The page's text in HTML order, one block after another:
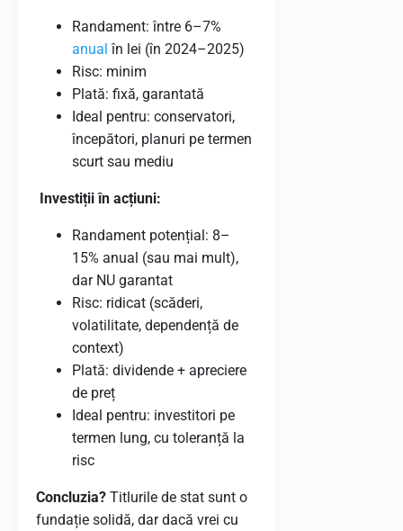
Randament: între 6–7%
anual în lei (în 2024–2025)
Risc: minim
Plată: fixă, garantată
Ideal pentru: conservatori,
începători, planuri pe termen
scurt sau mediu
Investiții în acțiuni:
Randament potențial: 8–
15% anual (sau mai mult),
dar NU garantat
Risc: ridicat (scăderi,
volatilitate, dependență de
context)
Plată: dividende + apreciere
de preț
Ideal pentru: investitori pe
termen lung, cu toleranță la
risc
Concluzia? Titlurile de stat sunt o
fundație solidă, dar dacă vrei cu